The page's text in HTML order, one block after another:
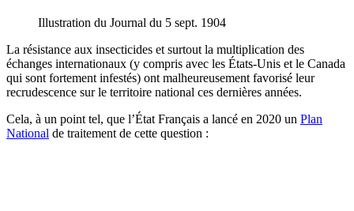
Illustration du Journal du 5 sept. 1904
La résistance aux insecticides et surtout la multiplication des
échanges internationaux (y compris avec les États-Unis et le Canada
qui sont fortement infestés) ont malheureusement favorisé leur
recrudescence sur le territoire national ces dernières années.
Cela, à un point tel, que l’État Français a lancé en 2020 un Plan
National de traitement de cette question :